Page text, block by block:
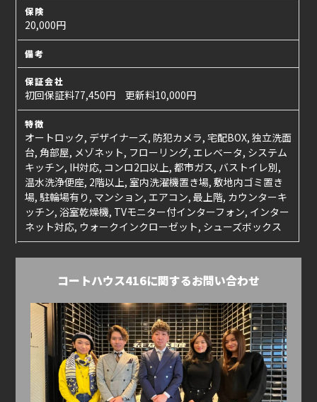
保険
20,000円
備考
保証会社
初回保証料77,450円 更新料10,000円
特徴
オートロック, デザイナーズ, 防犯カメラ, 宅配BOX, 独立洗面
台, 角部屋, メゾネット, フローリング, エレベータ, システム
キッチン, IH対応, コンロ2口以上, 都市ガス, バストイレ別,
温水洗浄便座, 2階以上, 室内洗濯機置き場, 敷地内ゴミ置き
場, 駐輪場有り, マンション, エアコン, 最上階, カウンターキ
ッチン, 浴室乾燥機, TVモニター付インターフォン, インター
ネット対応, ウォークインクローゼット, シューズボックス
コートハウス416に関するお問い合わせ